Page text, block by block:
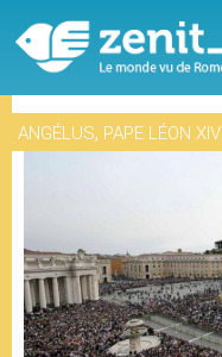
ANGÉLUS, PAPE LÉON XIV